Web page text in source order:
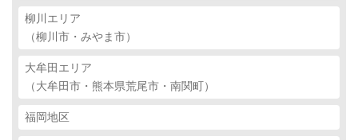
柳川エリア
（柳川市・みやま市）
大牟田エリア
（大牟田市・熊本県荒尾市・南関町）
福岡地区